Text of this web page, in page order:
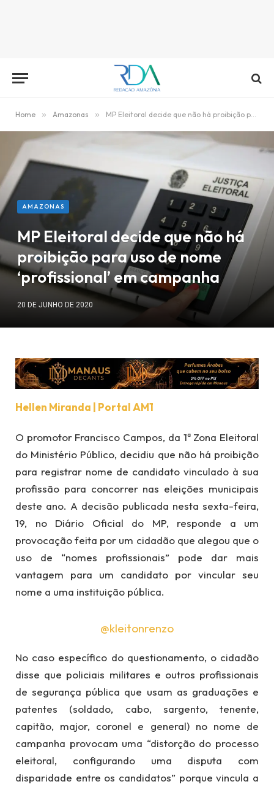
Home » Amazonas » MP Eleitoral decide que não há proibição para uso de nome ‘profissional’ em campanha
AMAZONAS
MP Eleitoral decide que não há
proibição para uso de nome
‘profissional’ em campanha
20 DE JUNHO DE 2020
Hellen Miranda | Portal AM1
O promotor Francisco Campos, da 1ª Zona Eleitoral
do Ministério Público, decidiu que não há proibição
para registrar nome de candidato vinculado à sua
profissão para concorrer nas eleições municipais
deste ano. A decisão publicada nesta sexta-feira,
19, no Diário Oficial do MP, responde a um
provocação feita por um cidadão que alegou que o
uso de “nomes profissionais” pode dar mais
vantagem para um candidato por vincular seu
nome a uma instituição pública.
@kleitonrenzo
No caso específico do questionamento, o cidadão
disse que policiais militares e outros profissionais
de segurança pública que usam as graduações e
patentes (soldado, cabo, sargento, tenente,
capitão, major, coronel e general) no nome de
campanha provocam uma “distorção do processo
eleitoral, configurando uma disputa com
disparidade entre os candidatos” porque vincula a